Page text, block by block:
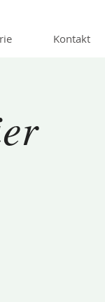
Kontakt